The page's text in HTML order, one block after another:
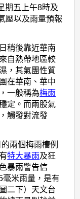
期五上午8時及
壓以及雨量預報
稍後靠近華南
自熱帶地區較
，其氣團性質
在華南、華中
一般稱為梅雨
定。而兩股氣
觸發對流發
兩個梅雨槽例
特大暴雨及狂
暴雨警告信
毫米雨量，是有
二下）天文台